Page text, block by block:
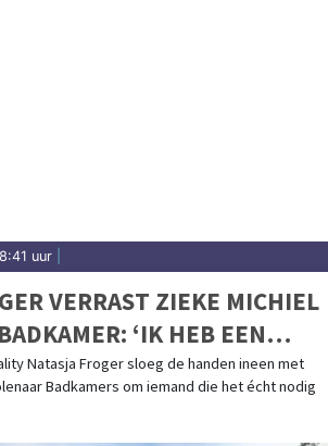
uur
VERRAST ZIEKE MICHIEL
‘IK HEB EEN
LEVEN TERUG’
Natasja Froger sloeg de handen ineen met
Badkamers om iemand die het écht nodig